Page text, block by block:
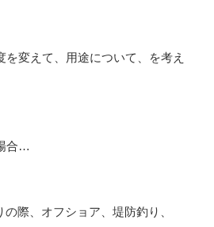
を変えて、用途について、を考え
合…
際、オフショア、堤防釣り、